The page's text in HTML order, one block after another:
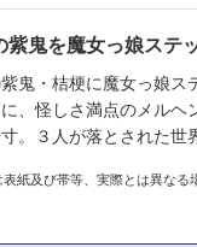
紫鬼を魔女っ娘ステ
鬼・桔梗に魔女っ娘ス
、怪しさ満点のメルヘ
。３人が落とされた世
紙及び帯等、実際とは異なる